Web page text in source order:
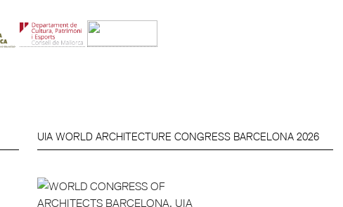
UIA WORLD ARCHITECTURE CONGRESS BARCELONA 2026